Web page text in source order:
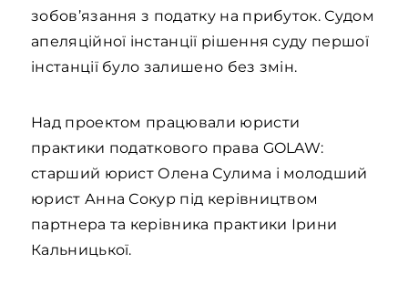
зобов’язання з податку на прибуток. Судом
апеляційної інстанції рішення суду першої
інстанції було залишено без змін.
Над проектом працювали юристи
практики податкового права GOLAW:
старший юрист Олена Сулима і молодший
юрист Анна Сокур під керівництвом
партнера та керівника практики Ірини
Кальницької.